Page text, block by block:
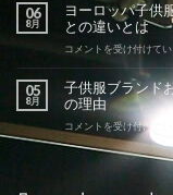
ッ
パ
子
の
特
徴
は？
06
8月
ヨーロッパ子供
との違いとは
ヨ
ッ
パ
子
コメントを受け付けてい
05
8月
子供服ブランド
の理由
子
コメントを受け付けてい